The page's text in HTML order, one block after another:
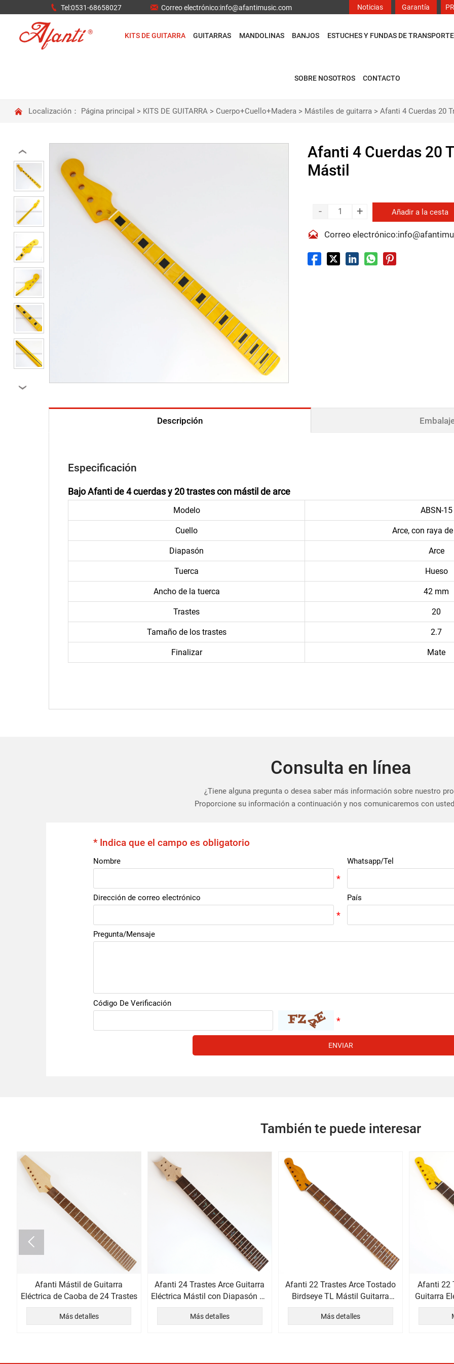
 Tel:0531-68658027  Correo electrónico:info@afantimusic.com Noticias Garantía
KITS DE GUITARRA GUITARRAS MANDOLINAS BANJOS ESTUCHES Y FUNDAS DE TRANSPORTE
SOBRE NOSOTROS CONTACTO
 Localización： Página principal > KITS DE GUITARRA > Cuerpo+Cuello+Madera > Mástiles de guitarra > Afanti 4 Cuerdas 20
‹
›
Afanti 4 Cuerdas 20
Mástil
- + Añadir a la cesta
 Correo
Descripción
Especificación
Bajo Afanti de 4 cuerdas y 20 trastes con mástil de arce
Modelo ABSN-15
Cuello Arce, con raya
Diapasón Arce
Tuerca Hueso
Ancho de la tuerca 42 mm
Trastes 20
Tamaño de los trastes 2.7
Finalizar Mate
Consulta en línea
¿Tiene alguna pregunta o desea saber más información sobre nuestro
Proporcione su información a continuación y nos comunicaremos con
* Indica que el campo es obligatorio
Nombre Whatsapp/Tel
Dirección de correo electrónico País
Pregunta/Mensaje
Código De Verificación
ENVIAR
También te puede interesar
Afanti Mástil de Guitarra
Eléctrica de Caoba de 24 Trastes
Más detalles
Afanti 24 Trastes Arce Guitarra
Eléctrica Mástil con Diapasón de
Palisandro
Más detalles
Afanti 22 Trastes Arce Tostado
Birdseye TL Mástil Guitarra
Eléctrica
Más detalles
Afanti 22
Guitarra
